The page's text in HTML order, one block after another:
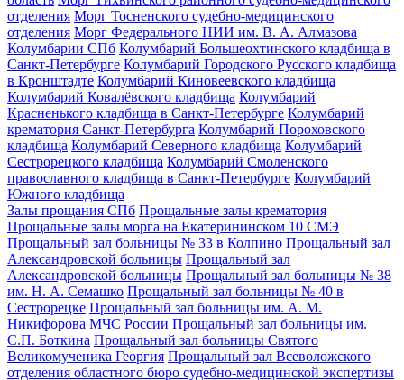
отделения Морг Тосненского судебно-медицинского
отделения Морг Федерального НИИ им. В. А. Алмазова
Колумбарии СПб Колумбарий Большеохтинского кладбища в
Санкт-Петербурге Колумбарий Городского Русского кладбища
в Кронштадте Колумбарий Киновеевского кладбища
Колумбарий Ковалёвского кладбища Колумбарий
Красненького кладбища в Санкт-Петербурге Колумбарий
крематория Cанкт-Петербурга Колумбарий Пороховского
кладбища Колумбарий Северного кладбища Колумбарий
Сестрорецкого кладбища Колумбарий Смоленского
православного кладбища в Санкт-Петербурге Колумбарий
Южного кладбища
Залы прощания СПб Прощальные залы крематория
Прощальные залы морга на Екатерининском 10 СМЭ
Прощальный зал больницы № 33 в Колпино Прощальный зал
Александровской больницы Прощальный зал
Александровской больницы Прощальный зал больницы № 38
им. Н. А. Семашко Прощальный зал больницы № 40 в
Сестрорецке Прощальный зал больницы им. А. М.
Никифорова МЧС России Прощальный зал больницы им.
С.П. Боткина Прощальный зал больницы Святого
Великомученика Георгия Прощальный зал Всеволожского
отделения областного бюро судебно-медицинской экспертизы